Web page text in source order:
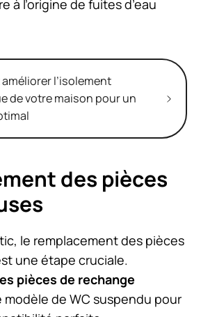
à l’origine de fuites d’eau
l’isolement
de votre maison pour un
des pièces
le remplacement des pièces
une étape cruciale.
pièces de rechange
de WC suspendu pour